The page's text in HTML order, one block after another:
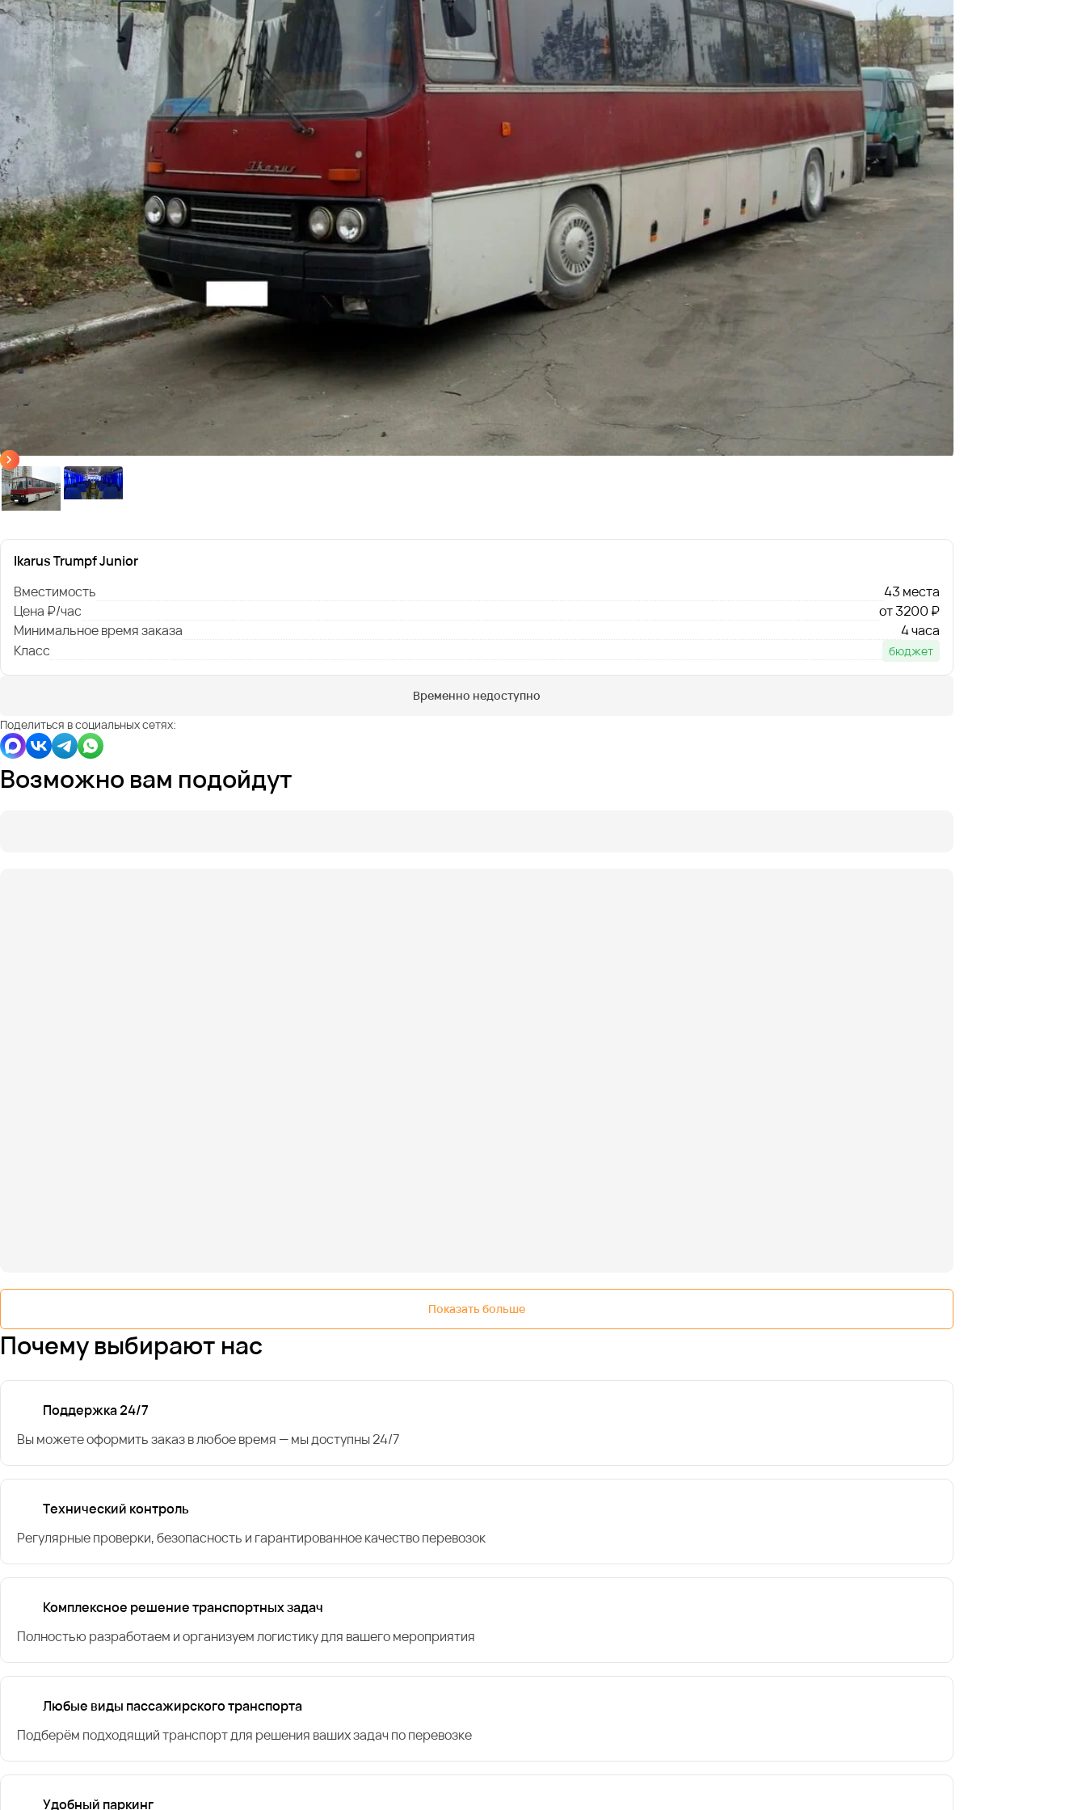
Ikarus Trumpf Junior
Вместимость
43 места
Цена ₽/час
от 3200 ₽
Минимальное время заказа
4 часа
Класс
бюджет
Временно недоступно
Поделиться в социальных сетях:
Возможно вам подойдут
Показать больше
Почему выбирают нас
Поддержка 24/7
Вы можете оформить заказ в любое время — мы доступны 24/7
Технический контроль
Регулярные проверки, безопасность и гарантированное качество перевозок
Комплексное решение транспортных задач
Полностью разработаем и организуем логистику для вашего мероприятия
Любые виды пассажирского транспорта
Подберём подходящий транспорт для решения ваших задач по перевозке
Удобный паркинг